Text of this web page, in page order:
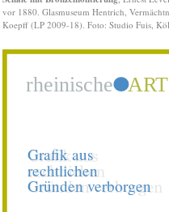
vor 1880. Glasmuseum Hentrich,
Koepff (LP 2009-18). Foto: Studio Fuis,